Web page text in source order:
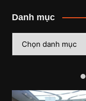
Danh mục
mục